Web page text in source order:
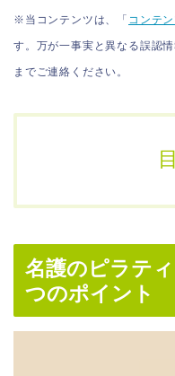
※当コンテンツは、「 コンテ
す。万が一事実と異なる誤認
までご連絡ください。
名護のピラテ
つのポイント